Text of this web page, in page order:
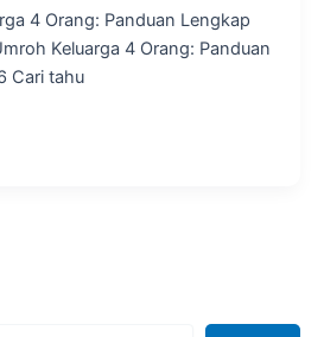
4 Orang: Panduan Lengkap
Keluarga 4 Orang: Panduan
Cari tahu